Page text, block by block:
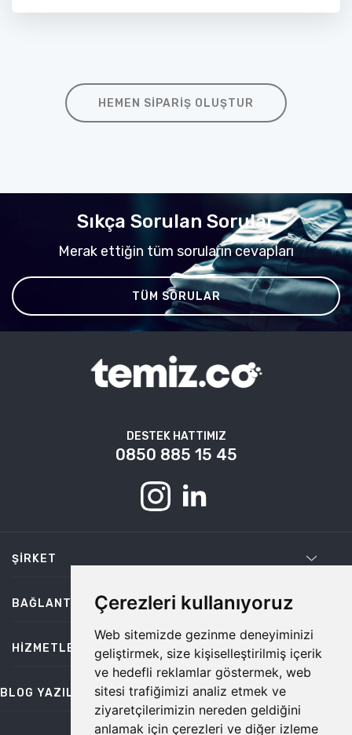
Çerezleri kullanıyoruz
Web sitemizde gezinme deneyiminizi
geliştirmek, size kişiselleştirilmiş içerik
ve hedefli reklamlar göstermek, web
sitesi trafiğimizi analiz etmek ve
ziyaretçilerimizin nereden geldiğini
anlamak için çerezleri ve diğer izleme
HEMEN SIPARIŞ OLUŞTUR
Sıkça Sorulan Sorular
Merak ettiğin tüm soruların cevapları
TÜM SORULAR
DESTEK HATTIMIZ
0850 885 15 45
ŞIRKET
BAĞLANTILAR
HIZMETLER
BLOG YAZILARI